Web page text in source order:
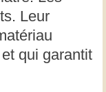
Leur
qui garantit